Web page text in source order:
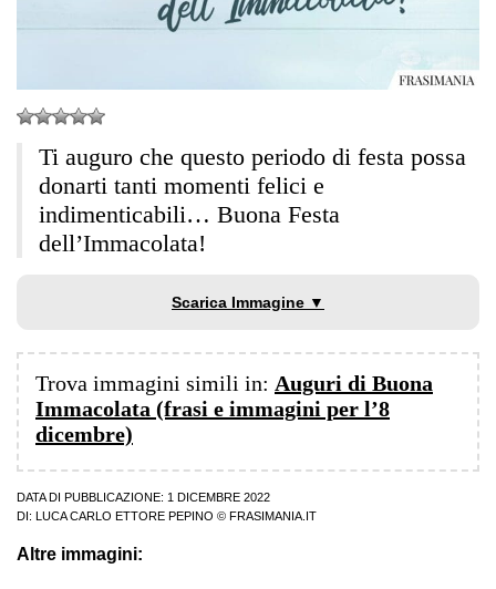
Ti auguro che questo periodo di festa possa
donarti tanti momenti felici e
indimenticabili… Buona Festa
dell’Immacolata!
Scarica Immagine ▼
Trova immagini simili in: Auguri di Buona
Immacolata (frasi e immagini per l’8
dicembre)
DATA DI PUBBLICAZIONE: 1 DICEMBRE 2022
DI:
LUCA CARLO ETTORE PEPINO © FRASIMANIA.IT
Altre immagini: